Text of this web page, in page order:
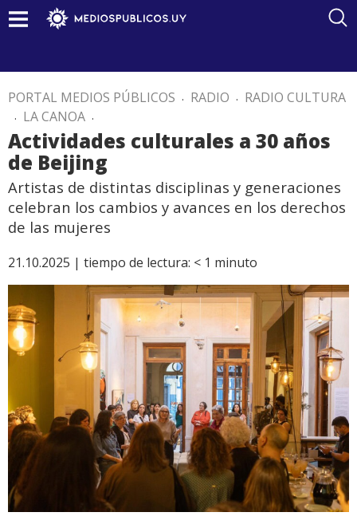
PORTAL MEDIOS PÚBLICOS . RADIO . RADIO CULTURA
. LA CANOA .
Actividades culturales a 30 años
de Beijing
Artistas de distintas disciplinas y generaciones
celebran los cambios y avances en los derechos
de las mujeres
21.10.2025 | tiempo de lectura: < 1 minuto